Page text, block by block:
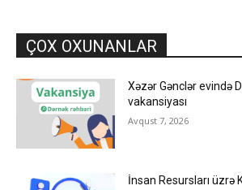
ÇOX OXUNANLAR
Xəzər Gənclər evində
vakansiyası
Avqust 7, 2026
İnsan Resursları üzrə